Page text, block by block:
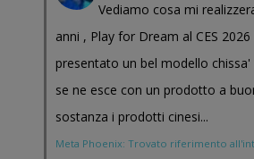
Vediamo cosa mi
anni , Play for Dream al CES 2026
presentato un bel modello chissa'
se ne esce con un prodotto a
sostanza i prodotti cinesi...
Meta Phoenix: Trovato riferimento